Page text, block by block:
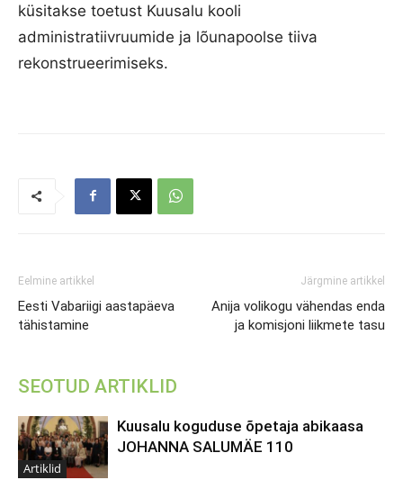
küsitakse toetust Kuusalu kooli
administratiivruumide ja lõunapoolse tiiva
rekonstrueerimiseks.
Eelmine artikkel
Eesti Vabariigi aastapäeva
tähistamine
Järgmine artikkel
Anija volikogu vähendas enda
ja komisjoni liikmete tasu
SEOTUD ARTIKLID
Artiklid
Kuusalu koguduse õpetaja abikaasa
JOHANNA SALUMÄE 110